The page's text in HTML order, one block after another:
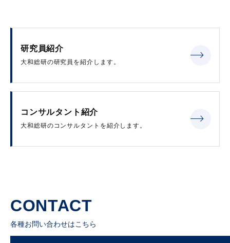
研究員紹介
大和総研の研究員を紹介します。
コンサルタント紹介
大和総研のコンサルタントを紹介します。
CONTACT
各種お問い合わせはこちら